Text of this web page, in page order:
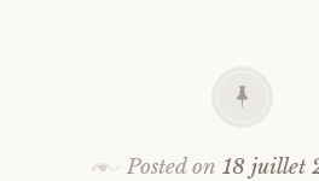
Posted on 18 juillet